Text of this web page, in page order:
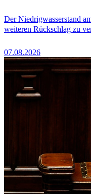
Der Niedrigwasserstand
weiteren Rückschlag zu
07.08.2026